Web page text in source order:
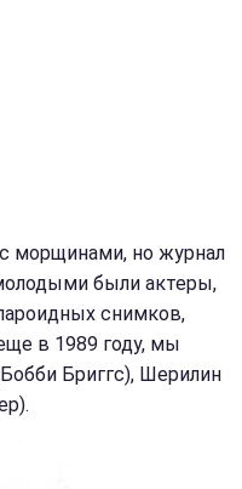
морщинами, но журнал
были актеры,
снимков,
в 1989 году, мы
Бриггс), Шерилин